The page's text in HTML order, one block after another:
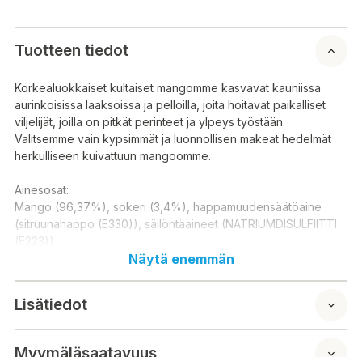
Tuotteen tiedot
Korkealuokkaiset kultaiset mangomme kasvavat kauniissa
aurinkoisissa laaksoissa ja pelloilla, joita hoitavat paikalliset
viljelijät, joilla on pitkät perinteet ja ylpeys työstään.
Valitsemme vain kypsimmät ja luonnollisen makeat hedelmät
herkulliseen kuivattuun mangoomme.
Ainesosat:
Mango (96,37%), sokeri (3,4%), happamuudensäätöaine
(sitruunahappo (E330)), säilöntäaineet (NATRIUMDISULFIITTI
(E223))
Ravintosisältö / 100 g:
Näytä enemmän
Lisätiedot
Myymäläsaatavuus